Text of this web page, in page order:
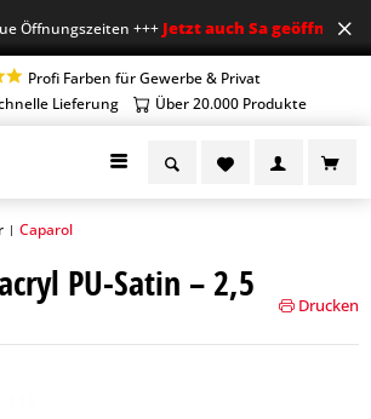
+++Jetzt auch Sa geöffnet +++
Profi Farben für Gewerbe & Privat
Lieferung
Über 20.000 Produkte
| Caparol
PU-Satin – 2,5 Drucken